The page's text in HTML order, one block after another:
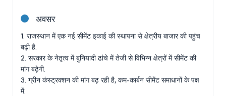
अवसर
1. राजस्थान में एक नई सीमेंट इकाई की स्थापना से क्षेत्रीय बाजार की पहुंच
बढ़ी है.
2. सरकार के नेतृत्व में बुनियादी ढांचे में तेजी से विभिन्न क्षेत्रों में सीमेंट की
मांग बढ़ेगी.
3. ग्रीन कंस्ट्रक्शन की मांग बढ़ रही है, कम-कार्बन सीमेंट समाधानों के पक्ष
में.